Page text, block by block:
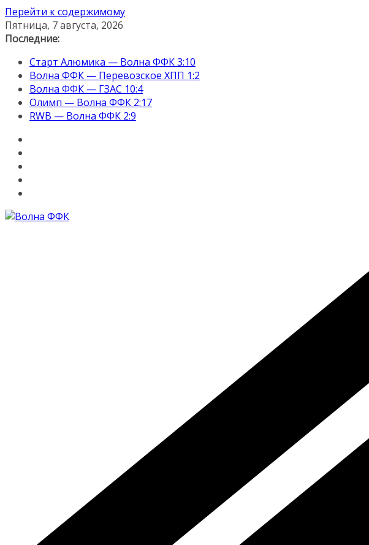
Перейти к содержимому
Пятница, 7 августа, 2026
Последние:
Старт Алюмика — Волна ФФК 3:10
Волна ФФК — Перевозское ХПП 1:2
Волна ФФК — ГЗАС 10:4
Олимп — Волна ФФК 2:17
RWB — Волна ФФК 2:9